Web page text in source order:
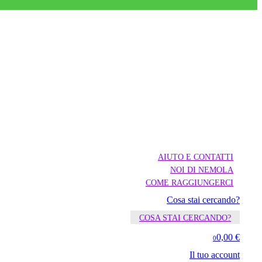
AIUTO E CONTATTI
NOI DI NEMOLA
COME RAGGIUNGERCI
Cosa stai cercando?
COSA STAI CERCANDO?
00,00 €
Il tuo account